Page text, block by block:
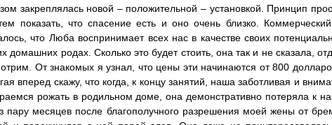
закреплялась новой – положительной – установкой. Принцип
показать, что спасение есть и оно очень близко.
что Люба воспринимает всех нас в качестве своих
домашних родах. Сколько это будет стоить, она так и не сказала,
От знакомых я узнал, что цены эти начинаются от 800
вперед скажу, что когда, к концу занятий, наша заботливая и
рожать в родильном доме, она демонстративно потеряла к
пару месяцев после благополучного разрешения моей жены от